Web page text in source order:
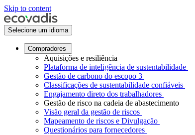
Skip to content
Selecione um idioma
Compradores
Aquisições e resiliência
Plataforma de inteligência de sustentabilidade
Gestão de carbono do escopo 3
Classificações de sustentabilidade confiáveis
Engajamento direto dos trabalhadores
Gestão de risco na cadeia de abastecimento
Visão geral da gestão de riscos
Mapeamento de riscos e Divulgação
Questionários para fornecedores